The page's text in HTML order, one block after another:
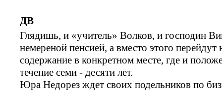
ДВ
Глядишь, и «учитель» Волков, и господин
немереной пенсией, а вместо этого перейдут
содержание в конкретном месте, где и
течение семи - десяти лет.
Юра Недорез ждет своих подельников по